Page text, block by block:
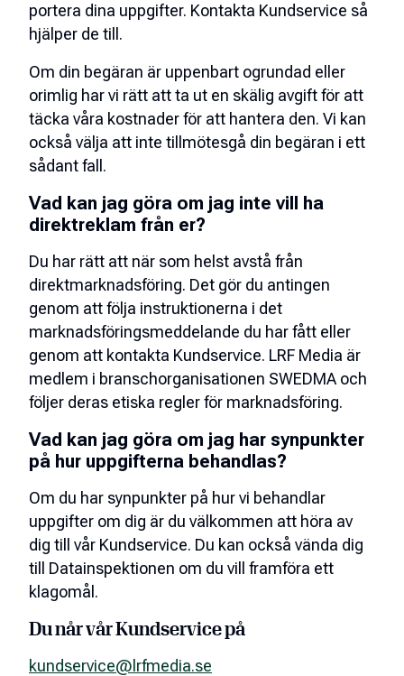
portera dina uppgifter. Kontakta Kundservice så
hjälper de till.
Om din begäran är uppenbart ogrundad eller
orimlig har vi rätt att ta ut en skälig avgift för att
täcka våra kostnader för att hantera den. Vi kan
också välja att inte tillmötesgå din begäran i ett
sådant fall.
Vad kan jag göra om jag inte vill ha
direktreklam från er?
Du har rätt att när som helst avstå från
direktmarknadsföring. Det gör du antingen
genom att följa instruktionerna i det
marknadsföringsmeddelande du har fått eller
genom att kontakta Kundservice. LRF Media är
medlem i branschorganisationen SWEDMA och
följer deras etiska regler för marknadsföring.
Vad kan jag göra om jag har synpunkter
på hur uppgifterna behandlas?
Om du har synpunkter på hur vi behandlar
uppgifter om dig är du välkommen att höra av
dig till vår Kundservice. Du kan också vända dig
till Datainspektionen om du vill framföra ett
klagomål.
Du når vår Kundservice på
kundservice@lrfmedia.se